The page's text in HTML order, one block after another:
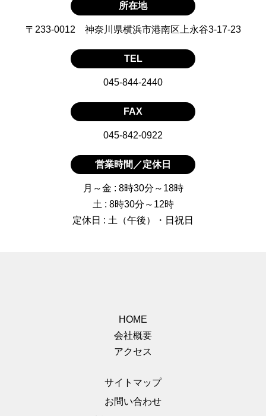
所在地
〒233-0012 神奈川県横浜市港南区上永谷3-17-23
TEL
045-844-2440
FAX
045-842-0922
営業時間／定休日
月～金 : 8時30分～18時
土 : 8時30分～12時
定休日 : 土（午後）・日祝日
HOME
会社概要
アクセス
サイトマップ
お問い合わせ